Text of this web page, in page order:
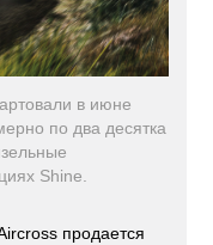
в июне
по два десятка
Shine.
продается